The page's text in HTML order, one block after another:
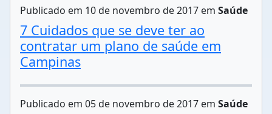
Publicado em 10 de novembro de 2017 em Saúde
7 Cuidados que se deve ter ao
contratar um plano de saúde em
Campinas
Publicado em 05 de novembro de 2017 em Saúde